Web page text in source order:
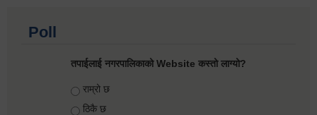
Poll
तपाईलाई नगरपालिकाको Website कस्तो लाग्यो?
Choices
राम्रो छ
ठिकै छ